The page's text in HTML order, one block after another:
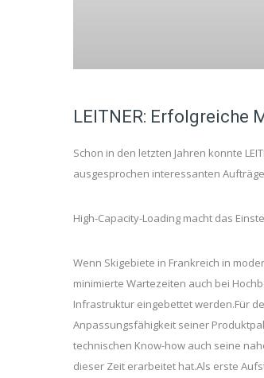
LEITNER: Erfolgreiche
Schon in den letzten Jahren konnte
ausgesprochen interessanten
High-Capacity-Loading macht das
Wenn Skigebiete in Frankreich in
minimierte Wartezeiten auch bei
Infrastruktur eingebettet werden.Für
Anpassungsfähigkeit seiner
technischen Know-how auch seine
dieser Zeit erarbeitet hat.Als erste